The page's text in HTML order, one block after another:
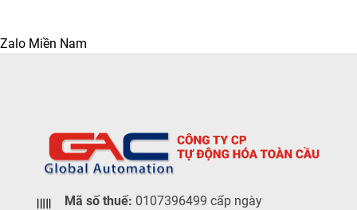
Zalo Miền Nam
Mã số thuế: 0107396499 cấp ngày